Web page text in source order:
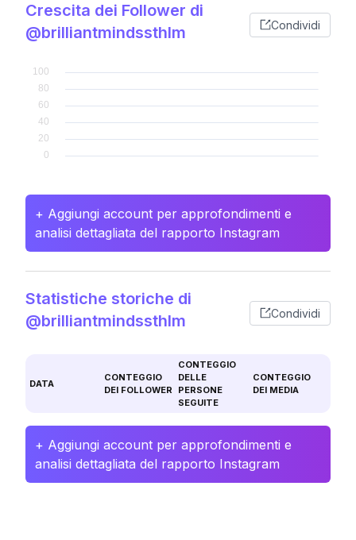
Crescita dei Follower di
@brilliantmindssthlm
Condividi
+ Aggiungi account per approfondimenti e
analisi dettagliata del rapporto Instagram
Statistiche storiche di
@brilliantmindssthlm
Condividi
DATA
CONTEGGIO
DEI FOLLOWER
CONTEGGIO
DELLE
PERSONE
SEGUITE
CONTEGGIO
DEI MEDIA
+ Aggiungi account per approfondimenti e
analisi dettagliata del rapporto Instagram